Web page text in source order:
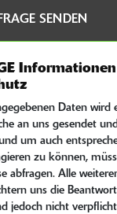
SENDEN
Daten wird
an uns gesendet
um auch
zu können,
abfragen. Alle
uns die
jedoch nicht